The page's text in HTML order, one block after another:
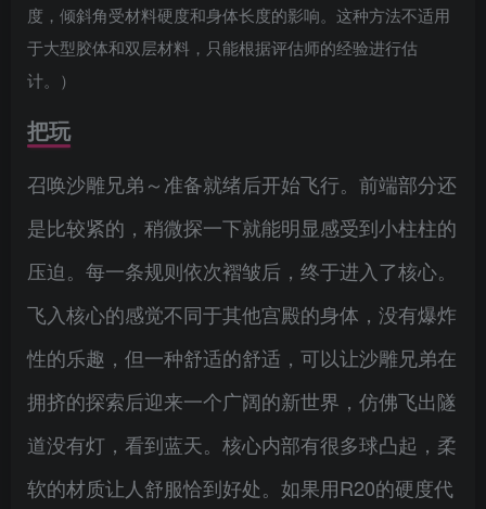
度，倾斜角受材料硬度和身体长度的影响。这种方法不适用
于大型胶体和双层材料，只能根据评估师的经验进行估
计。）
把玩
召唤沙雕兄弟～准备就绪后开始飞行。前端部分还
是比较紧的，稍微探一下就能明显感受到小柱柱的
压迫。每一条规则依次褶皱后，终于进入了核心。
飞入核心的感觉不同于其他宫殿的身体，没有爆炸
性的乐趣，但一种舒适的舒适，可以让沙雕兄弟在
拥挤的探索后迎来一个广阔的新世界，仿佛飞出隧
道没有灯，看到蓝天。核心内部有很多球凸起，柔
软的材质让人舒服恰到好处。如果用R20的硬度代